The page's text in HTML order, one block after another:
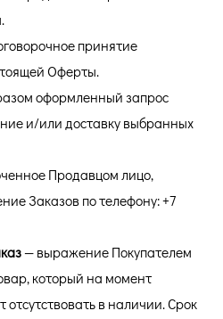
принятие
Оферты.
оформленный запрос
и/или доставку выбранных
Продавцом лицо,
Заказов по телефону: +7
— выражение Покупателем
который на момент
в наличии. Срок